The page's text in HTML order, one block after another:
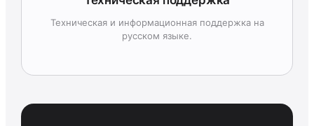
Техническая и информационная поддержка на
русском языке.